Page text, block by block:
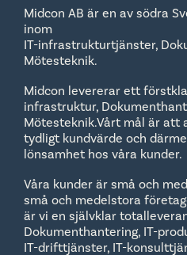
Midcon AB är en av södra
inom
IT-infrastrukturtjänster,
Mötesteknik.
Midcon levererar ett
infrastruktur,
Mötesteknik.Vårt mål är att
tydligt kundvärde och
lönsamhet hos våra kunder.
Våra kunder är små och
små och medelstora
är vi en självklar
Dokumenthantering, IT-
IT-drifttjänster, IT-